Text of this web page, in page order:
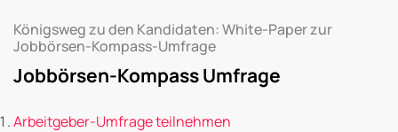
Königsweg zu den Kandidaten: White-Paper zur
Jobbörsen-Kompass-Umfrage
Jobbörsen-Kompass Umfrage
Arbeitgeber-Umfrage teilnehmen